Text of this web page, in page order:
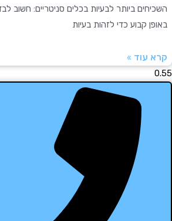
ביותר לבעיות בכלים סניטריים: חשוב לבדוק
קבוע כדי לזהות בעיות
»